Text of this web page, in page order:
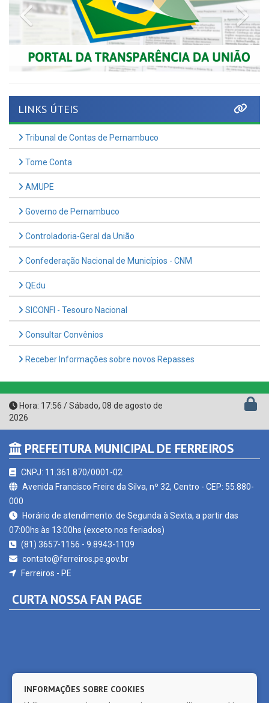
Tribunal de Contas de Pernambuco
Tome Conta
AMUPE
Governo de Pernambuco
Controladoria-Geral da União
Confederação Nacional de Municípios - CNM
QEdu
SICONFI - Tesouro Nacional
Consultar Convênios
Receber Informações sobre novos Repasses
Hora:17:56/Sábado,08 de agosto de
2026
PREFEITURA MUNICIPAL DE FERREIROS
CNPJ: 11.361.870/0001-02
000
Horário de atendimento: de Segunda à Sexta, a partir das
07:00hs às 13:00hs (exceto nos feriados)
(81) 3657-1156 - 9.8943-1109
contato@ferreiros.pe.gov.br
Ferreiros - PE
CURTA NOSSA FAN PAGE
INFORMAÇÕES SOBRE COOKIES